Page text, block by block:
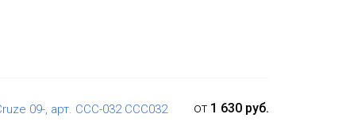
09-, арт. CCC-032 CCC032 от 1 630 руб.